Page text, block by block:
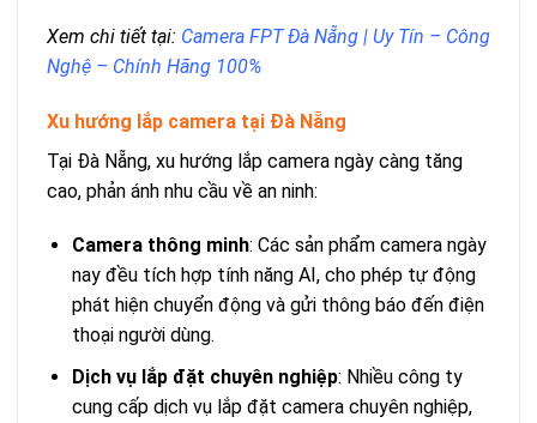
Xem chi tiết tại: Camera FPT Đà Nẵng | Uy Tín – Công
Nghệ – Chính Hãng 100%
Xu hướng lắp camera tại Đà Nẵng
Tại Đà Nẵng, xu hướng lắp camera ngày càng tăng
cao, phản ánh nhu cầu về an ninh:
Camera thông minh: Các sản phẩm camera ngày
nay đều tích hợp tính năng AI, cho phép tự động
phát hiện chuyển động và gửi thông báo đến điện
thoại người dùng.
Dịch vụ lắp đặt chuyên nghiệp: Nhiều công ty
cung cấp dịch vụ lắp đặt camera chuyên nghiệp,